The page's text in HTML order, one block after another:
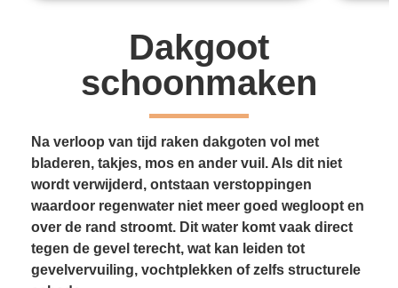
Dakgoot
schoonmaken
Na verloop van tijd raken dakgoten vol met
bladeren, takjes, mos en ander vuil. Als dit niet
wordt verwijderd, ontstaan verstoppingen
waardoor regenwater niet meer goed wegloopt en
over de rand stroomt. Dit water komt vaak direct
tegen de gevel terecht, wat kan leiden tot
gevelvervuiling, vochtplekken of zelfs structurele